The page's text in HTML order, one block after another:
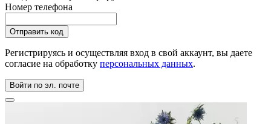
Номер телефона
Регистрируясь и осуществляя вход в свой аккаунт, вы даете
согласие на обработку персональных данных.
Войти по эл. почте